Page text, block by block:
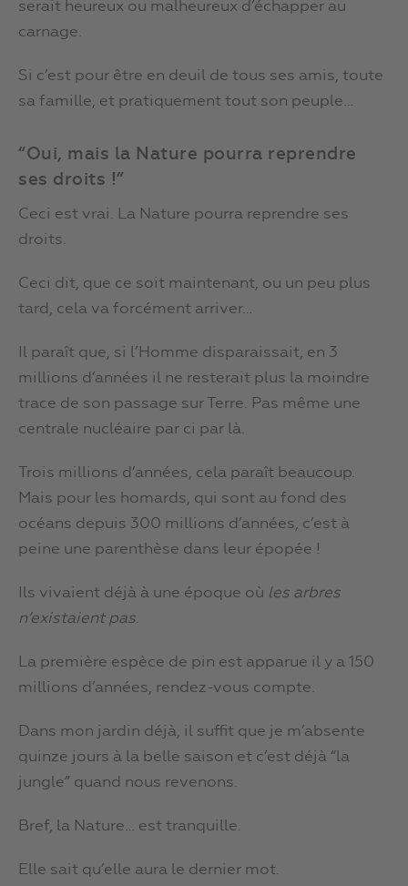
serait heureux ou malheureux d’échapper au
carnage.
Si c’est pour être en deuil de tous ses amis, toute
sa famille, et pratiquement tout son peuple…
“Oui, mais la Nature pourra reprendre
ses droits !”
Ceci est vrai. La Nature pourra reprendre ses
droits.
Ceci dit, que ce soit maintenant, ou un peu plus
tard, cela va forcément arriver…
Il paraît que, si l’Homme disparaissait, en 3
millions d’années il ne resterait plus la moindre
trace de son passage sur Terre. Pas même une
centrale nucléaire par ci par là.
Trois millions d’années, cela paraît beaucoup.
Mais pour les homards, qui sont au fond des
océans depuis 300 millions d’années, c’est à
peine une parenthèse dans leur épopée !
Ils vivaient déjà à une époque où les arbres
n’existaient pas.
La première espèce de pin est apparue il y a 150
millions d’années, rendez-vous compte.
Dans mon jardin déjà, il suffit que je m’absente
quinze jours à la belle saison et c’est déjà “la
jungle” quand nous revenons.
Bref, la Nature… est tranquille.
Elle sait qu’elle aura le dernier mot.